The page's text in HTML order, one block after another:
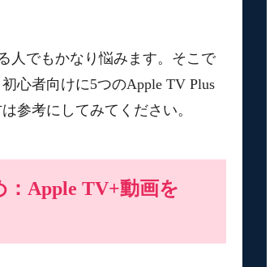
人でもかなり悩みます。そこで
心者向けに5つのApple TV Plus
参考にしてみてください。
：Apple TV+動画を